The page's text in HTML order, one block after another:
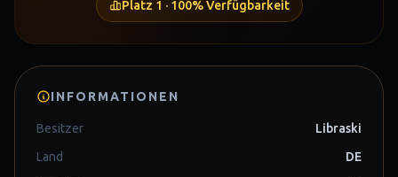
Platz 1 · 100% Verfügbarkeit
INFORMATIONEN
Besitzer
Libraski
Land
DE